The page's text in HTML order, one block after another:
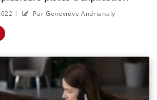
| Par Geneviève Andrianaly